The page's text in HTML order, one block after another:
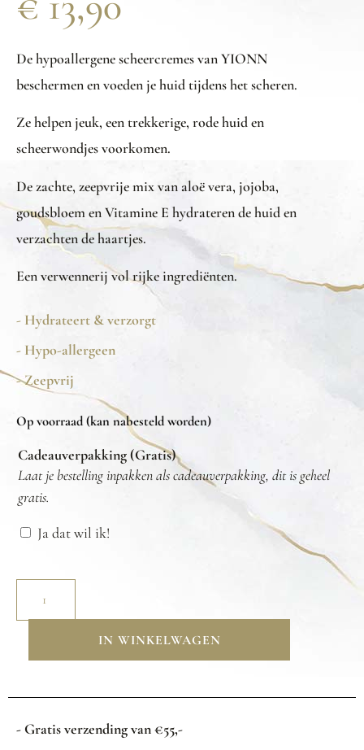
De hypoallergene scheercremes van YIONN
beschermen en voeden je huid tijdens het scheren.
Ze helpen jeuk, een trekkerige, rode huid en
scheerwondjes voorkomen.
De zachte, zeepvrije mix van aloë vera, jojoba,
goudsbloem en Vitamine E hydrateren de huid en
verzachten de haartjes.
Een verwennerij vol rijke ingrediënten.
- Hydrateert & verzorgt
- Hypo-allergeen
- Zeepvrij
Op voorraad (kan nabesteld worden)
Cadeauverpakking (Gratis)
Laat je bestelling inpakken als cadeauverpakking, dit is geheel
gratis.
Ja dat wil ik!
IN WINKELWAGEN
- Gratis verzending van €55,-